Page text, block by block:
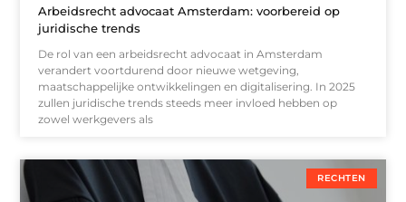
Arbeidsrecht advocaat Amsterdam: voorbereid op
juridische trends
De rol van een arbeidsrecht advocaat in Amsterdam
verandert voortdurend door nieuwe wetgeving,
maatschappelijke ontwikkelingen en digitalisering. In 2025
zullen juridische trends steeds meer invloed hebben op
zowel werkgevers als
RECHTEN